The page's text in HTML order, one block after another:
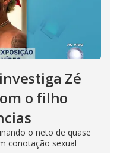
Zé
o filho
o neto de quase
conotação sexual